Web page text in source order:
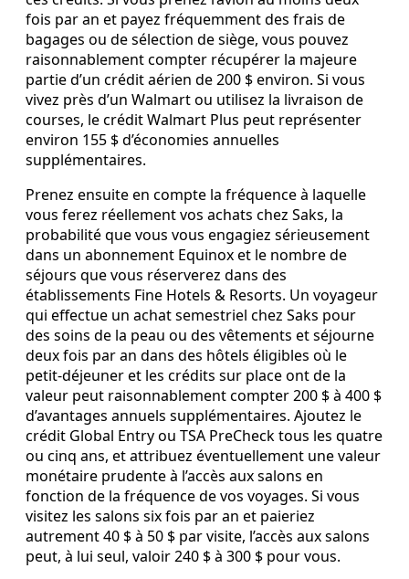
fois par an et payez fréquemment des frais de
bagages ou de sélection de siège, vous pouvez
raisonnablement compter récupérer la majeure
partie d’un crédit aérien de 200 $ environ. Si vous
vivez près d’un Walmart ou utilisez la livraison de
courses, le crédit Walmart Plus peut représenter
environ 155 $ d’économies annuelles
supplémentaires.
Prenez ensuite en compte la fréquence à laquelle
vous ferez réellement vos achats chez Saks, la
probabilité que vous vous engagiez sérieusement
dans un abonnement Equinox et le nombre de
séjours que vous réserverez dans des
établissements Fine Hotels & Resorts. Un voyageur
qui effectue un achat semestriel chez Saks pour
des soins de la peau ou des vêtements et séjourne
deux fois par an dans des hôtels éligibles où le
petit‑déjeuner et les crédits sur place ont de la
valeur peut raisonnablement compter 200 $ à 400 $
d’avantages annuels supplémentaires. Ajoutez le
crédit Global Entry ou TSA PreCheck tous les quatre
ou cinq ans, et attribuez éventuellement une valeur
monétaire prudente à l’accès aux salons en
fonction de la fréquence de vos voyages. Si vous
visitez les salons six fois par an et paieriez
autrement 40 $ à 50 $ par visite, l’accès aux salons
peut, à lui seul, valoir 240 $ à 300 $ pour vous.